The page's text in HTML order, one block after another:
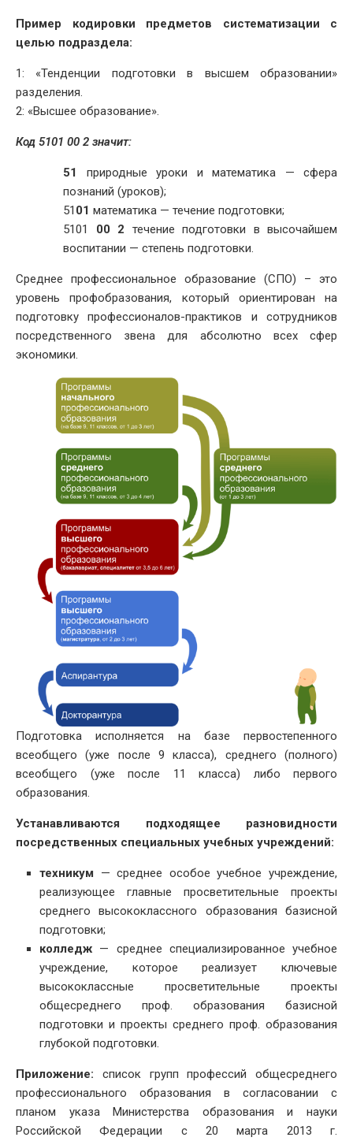
Пример кодировки предметов систематизации с
целью подраздела:
1: «Тенденции подготовки в высшем образовании»
разделения.
2: «Высшее образование».
Код 5101 00 2 значит:
51
природные уроки и математика — сфера
познаний (уроков);
51 01 математика — течение подготовки;
5101 00 2 течение подготовки в высочайшем
воспитании — степень подготовки.
Среднее профессиональное образование (СПО) – это
уровень профобразования, который ориентирован на
подготовку профессионалов-практиков и сотрудников
посредственного звена для абсолютно всех сфер
экономики.
Подготовка исполняется на базе первостепенного
всеобщего (уже после 9 класса), среднего (полного)
всеобщего (уже после 11 класса) либо первого
образования.
Устанавливаются подходящее разновидности
посредственных специальных учебных учреждений:
техникум — среднее особое учебное учреждение,
реализующее главные просветительные проекты
среднего высококлассного образования базисной
подготовки;
колледж — среднее специализированное учебное
учреждение, которое реализует ключевые
высококлассные просветительные проекты
общесреднего проф. образования базисной
подготовки и проекты среднего проф. образования
глубокой подготовки.
Приложение: список групп профессий общесреднего
профессионального образования в согласовании с
планом указа Министерства образования и науки
Российской Федерации с 20 марта 2013 г.